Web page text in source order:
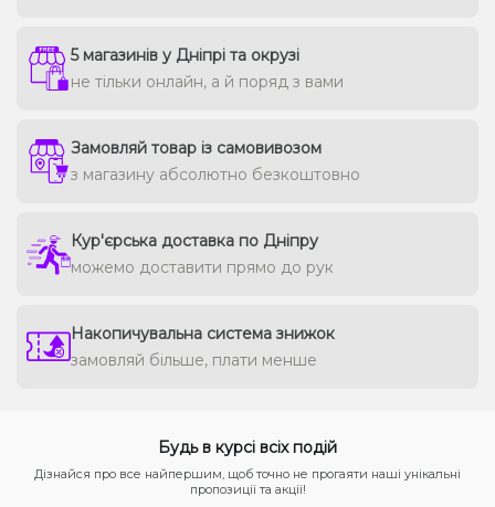
5 магазинів у Дніпрі та окрузі
не тільки онлайн, а й поряд з вами
Замовляй товар із самовивозом
з магазину абсолютно безкоштовно
Кур'єрська доставка по Дніпру
можемо доставити прямо до рук
Накопичувальна система знижок
замовляй більше, плати менше
Будь в курсі всіх подій
Дізнайся про все найпершим, щоб точно не прогаяти наші унікальні
пропозиції та акції!